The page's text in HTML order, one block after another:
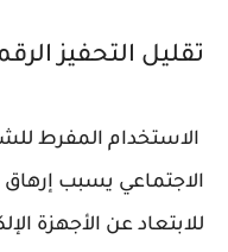
تقليل التحفيز
الاستخدام المفرط
الاجتماعي يسبب
للابتعاد عن الأجهزة